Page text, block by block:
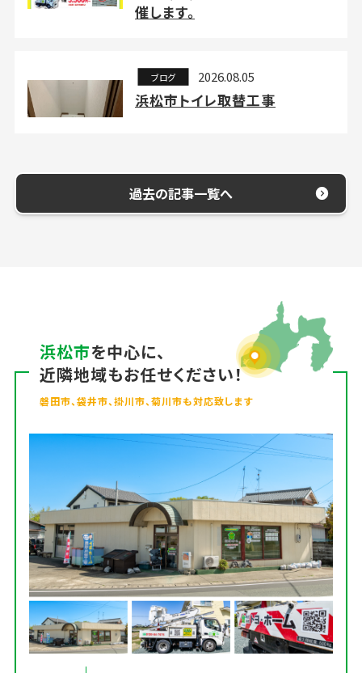
催します。
ブログ 2026.08.05
浜松市トイレ取替工事
過去の記事一覧へ
浜松市を中心に、
近隣地域もお任せください！
磐田市、袋井市、掛川市、菊川市も対応致します